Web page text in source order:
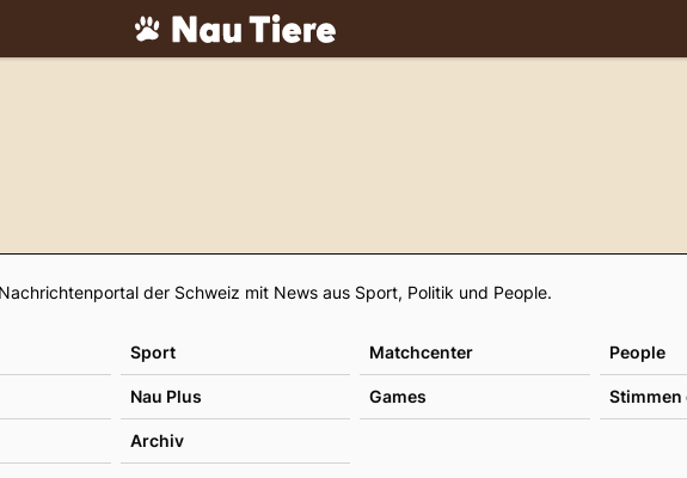
tiere.NAU.ch
Footer
der Schweiz mit News aus Sport, Politik und People.
Sport Matchcenter People
Nau Plus Games Stimmen
Archiv